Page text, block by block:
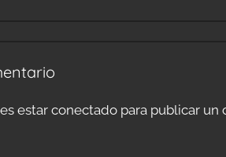
estar conectado para publicar un